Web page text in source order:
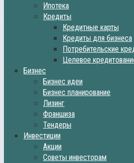
Ипотека
Кредиты
Кредитные карты
Кредиты для бизнеса
Потребительские
Целевое
Бизнес
Бизнес идеи
Бизнес планирование
Лизинг
Франшиза
Тендеры
Инвестиции
Акции
Советы инвесторам